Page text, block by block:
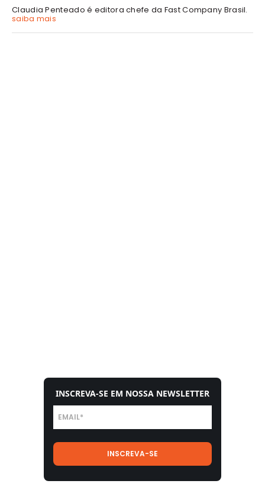
Claudia Penteado é editora chefe da Fast Company Brasil.
saiba mais
INSCREVA-SE EM NOSSA NEWSLETTER